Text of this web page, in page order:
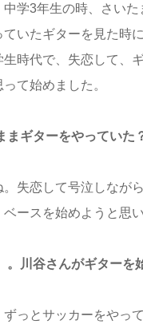
中学3年生の時、さい
いたギターを見た時
時代で、失恋して、
て始めました。
ギターをやっていた
失恋して号泣しなが
ースを始めようと思
川谷さんがギターを
ずっとサッカーをやっ